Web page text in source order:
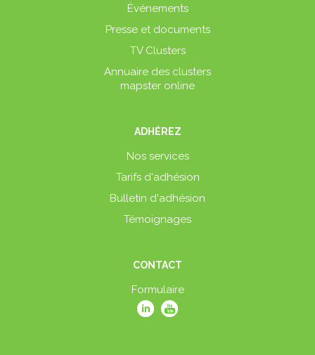
Événements
Presse et documents
TV Clusters
Annuaire des clusters
mapster online
ADHÉREZ
Nos services
Tarifs d'adhésion
Bulletin d'adhésion
Témoignages
CONTACT
Formulaire